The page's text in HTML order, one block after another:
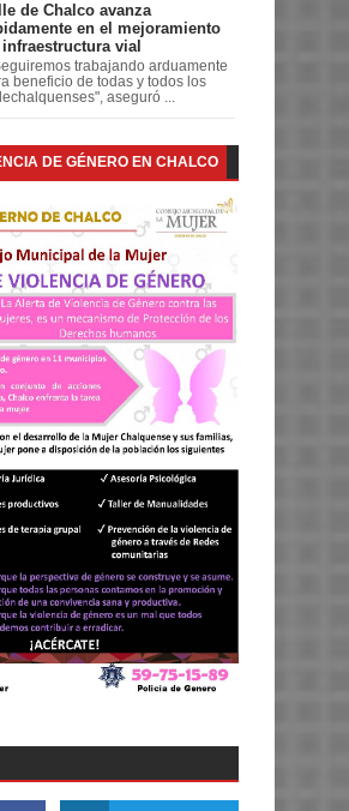
de Chalco avanza
en el mejoramiento
vial
trabajando arduamente
beneficio de todas y todos los
aseguró ...
DE GÉNERO EN CHALCO